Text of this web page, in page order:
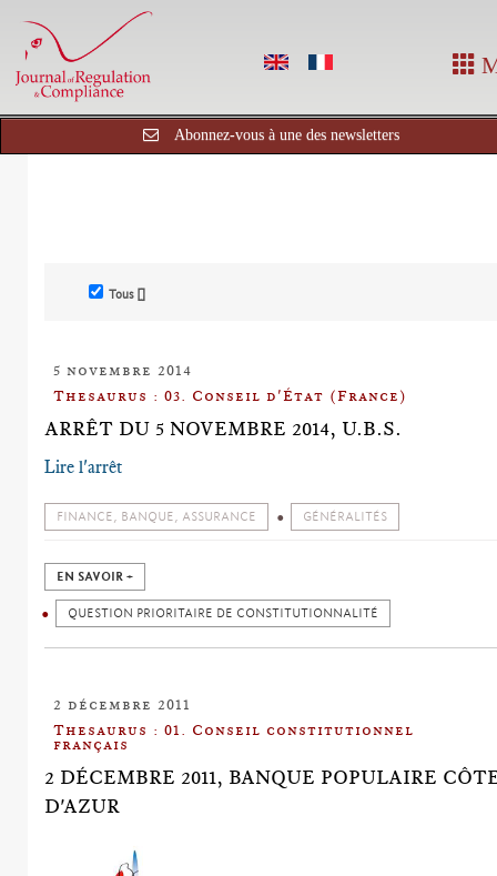
Abonnez-vous à une des newsletters
Tous []
5 novembre 2014
Thesaurus : 03. Conseil d'État (France)
ARRÊT DU 5 NOVEMBRE 2014, U.B.S.
Lire l'arrêt
FINANCE, BANQUE, ASSURANCE GÉNÉRALITÉS
EN SAVOIR +
QUESTION PRIORITAIRE DE CONSTITUTIONNALITÉ
2 décembre 2011
Thesaurus : 01. Conseil constitutionnel
français
2 DÉCEMBRE 2011, BANQUE POPULAIRE
D'AZUR